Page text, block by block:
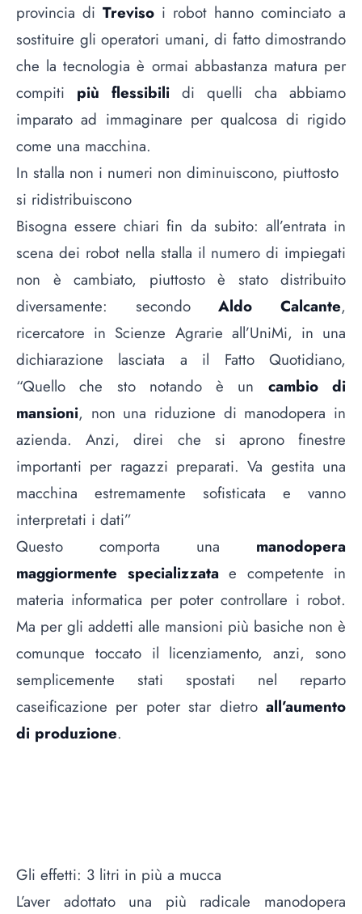
provincia di Treviso i robot hanno cominciato a
sostituire gli operatori umani, di fatto dimostrando
che la tecnologia è ormai abbastanza matura per
compiti più flessibili di quelli cha abbiamo
imparato ad immaginare per qualcosa di rigido
come una macchina.
In stalla non i numeri non diminuiscono, piuttosto
si ridistribuiscono
Bisogna essere chiari fin da subito: all’entrata in
scena dei robot nella stalla il numero di impiegati
non è cambiato, piuttosto è stato distribuito
diversamente: secondoAldo Calcante,
ricercatore in Scienze Agrarie all’UniMi, in una
dichiarazione lasciata a il Fatto Quotidiano,
“Quello che sto notando è un cambio di
mansioni, non una riduzione di manodopera in
azienda. Anzi, direi che si aprono finestre
importanti per ragazzi preparati. Va gestita una
macchina estremamente sofisticata e vanno
interpretati i dati”
Questo comporta una manodopera
maggiormente specializzata e competente in
materia informatica per poter controllare i robot.
Ma per gli addetti alle mansioni più basiche non è
comunque toccato il licenziamento, anzi, sono
semplicemente stati spostati nel reparto
caseificazione per poter star dietro all’aumento
di produzione.
Gli effetti: 3 litri in più a mucca
L’aver adottato una più radicale manodopera